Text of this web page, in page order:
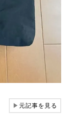
▶元記事を見る